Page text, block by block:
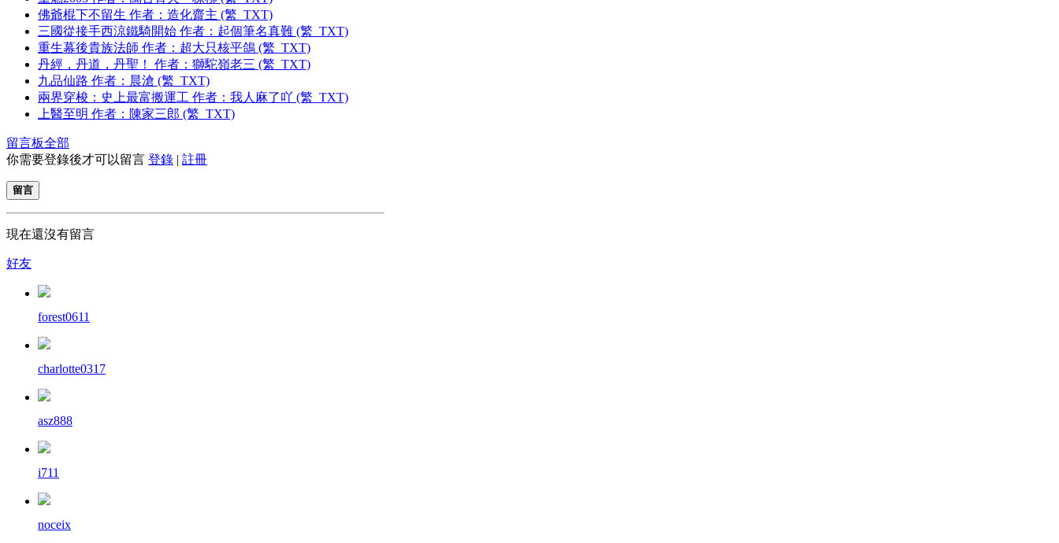
佛爺棍下不留生 作者：造化齋主 (繁_TXT)
三國從接手西涼鐵騎開始 作者：起個筆名真難 (繁_TXT)
重生幕後貴族法師 作者：超大只核平鴿 (繁_TXT)
丹經，丹道，丹聖！ 作者：獅駝嶺老三 (繁_TXT)
九品仙路 作者：晨滄 (繁_TXT)
兩界穿梭：史上最富搬運工 作者：我人麻了吖 (繁_TXT)
上醫至明 作者：陳家三郎 (繁_TXT)
留言板全部
你需要登錄後才可以留言 登錄 | 註冊
留言
現在還沒有留言
好友
forest0611
charlotte0317
asz888
i711
noceix